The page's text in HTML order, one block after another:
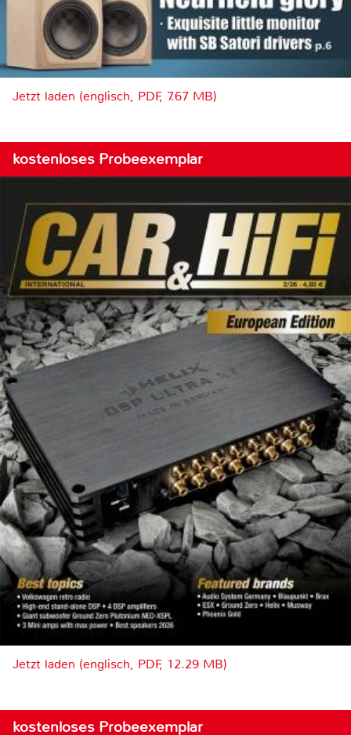
Jetzt laden (englisch, PDF, 7.67 MB)
kostenloses Probeexemplar
Jetzt laden (englisch, PDF, 12.29 MB)
kostenloses Probeexemplar